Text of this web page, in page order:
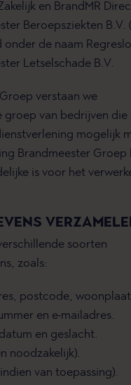
en BrandMR
Beroepsziekten B.V.
onder de naam
Letselschade B.V.
verstaan we
groep van bedrijven die
mogelijk
Brandmeester Groep
is voor het
soorten
zoals:
postcode,
en e-mailadres.
en geslacht.
noodzakelijk).
van toepassing).